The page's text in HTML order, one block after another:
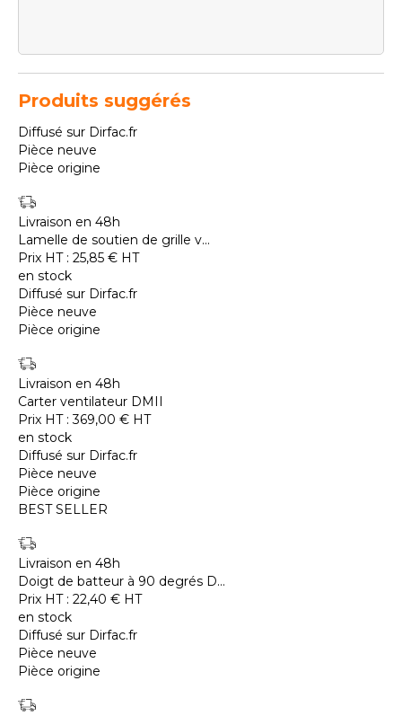
Produits suggérés
Diffusé sur Dirfac.fr
Pièce neuve
Pièce origine
Livraison en 48h
Lamelle de soutien de grille v...
Prix HT : 25,85 € HT
en stock
Diffusé sur Dirfac.fr
Pièce neuve
Pièce origine
Livraison en 48h
Carter ventilateur DMII
Prix HT :369,00 € HT
en stock
Diffusé sur Dirfac.fr
Pièce neuve
Pièce origine
BEST SELLER
Livraison en 48h
Doigt de batteur à 90 degrés D...
Prix HT : 22,40 € HT
en stock
Diffusé sur Dirfac.fr
Pièce neuve
Pièce origine